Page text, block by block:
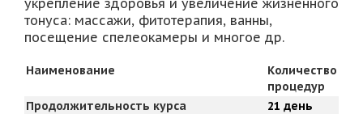
укрепление здоровья и увеличение жизненного
тонуса: массажи, фитотерапия, ванны,
посещение спелеокамеры и многое др.
Наименование
Количество
процедур
Продолжительность курса
21 день